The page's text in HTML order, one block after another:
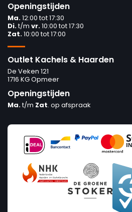
Openingstijden
Ma.12:00 tot 17:30
Di.t/m vr.10:00 tot 17:30
Zat.10:00 tot 17:00
Outlet Kachels & Haarden
De Veken 121
1716 KG Opmeer
Openingstijden
Ma.t/m Zat. op afspraak